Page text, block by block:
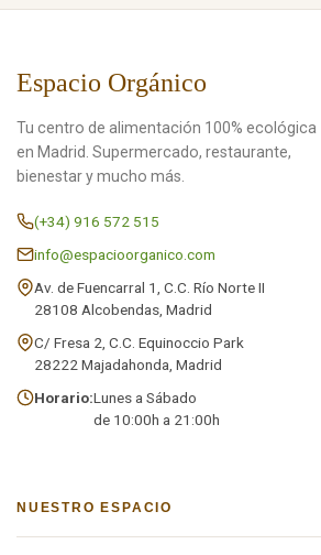
Espacio Orgánico
Tu centro de alimentación 100% ecológica
en Madrid. Supermercado, restaurante,
bienestar y mucho más.
(+34) 916 572 515
info@espacioorganico.com
Av. de Fuencarral 1, C.C. Río Norte II
28108 Alcobendas, Madrid
C/ Fresa 2, C.C. Equinoccio Park
28222 Majadahonda, Madrid
Horario:Lunes a Sábado
de 10:00h a 21:00h
NUESTRO ESPACIO